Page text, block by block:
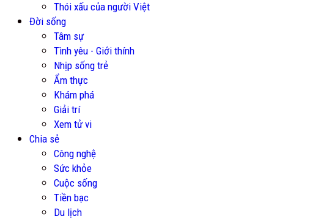
Thói xấu của người Việt
Đời sống
Tâm sự
Tình yêu - Giới thính
Nhịp sống trẻ
Ẩm thực
Khám phá
Giải trí
Xem tử vi
Chia sẻ
Công nghệ
Sức khỏe
Cuộc sống
Tiền bạc
Du lịch